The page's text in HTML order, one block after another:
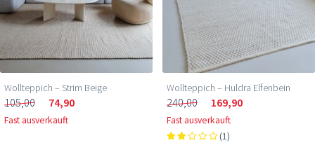
Wollteppich – Strim Beige
105,00 74,90
Fast ausverkauft
Wollteppich – Huldra Elfenbein
240,00 169,90
Fast ausverkauft
(1)